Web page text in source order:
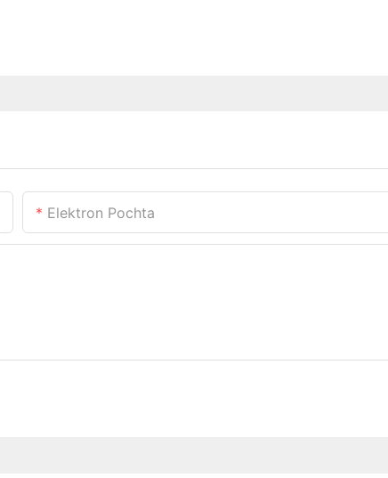
Elektron Pochta